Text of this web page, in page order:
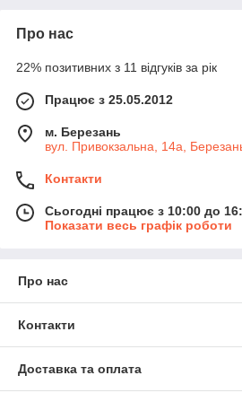
Про нас
22% позитивних з 11 відгуків за рік
Працює з 25.05.2012
м. Березань
вул. Привокзальна, 14а,
Контакти
Сьогодні працює з 10:00 до
Показати весь графік роботи
Про нас
Контакти
Доставка та оплата